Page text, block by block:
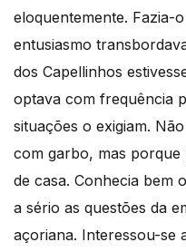
eloquentemente. Fazia-
entusiasmo
dos Capellinhos
optava com frequência
situações o exigiam.
com garbo, mas
de casa. Conhecia bem
a sério as questões da
açoriana. Interessou-se